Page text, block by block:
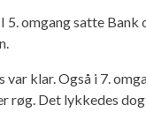
5. omgang satte
klar. Også i 7.
røg. Det lykkedes